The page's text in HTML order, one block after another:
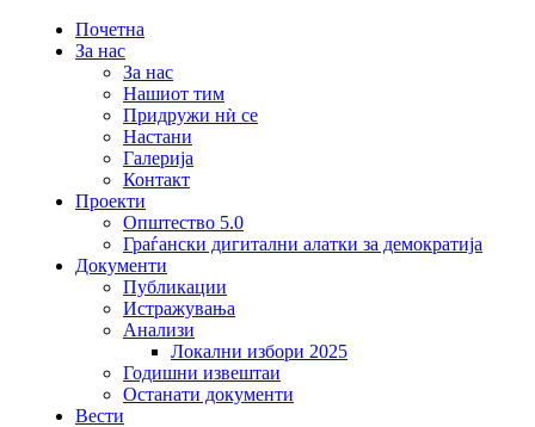
Почетна
За нас
За нас
Нашиот тим
Придружи нѝ се
Настани
Галерија
Контакт
Проекти
Општество 5.0
Граѓански дигитални алатки за демократија
Документи
Публикации
Истражувања
Анализи
Локални избори 2025
Годишни извештаи
Останати документи
Вести